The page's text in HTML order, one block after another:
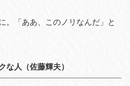
。「ああ、このノリなんだ」と
な人（佐藤輝夫）